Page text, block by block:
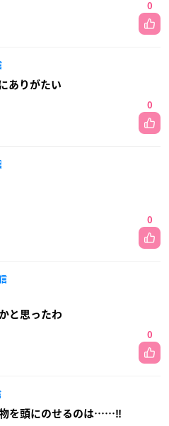
0
ありがたい
0
0
と思ったわ
0
を頭にのせるのは……‼︎